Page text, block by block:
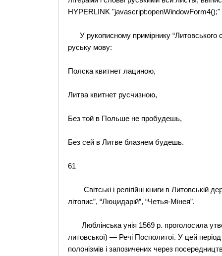
HYPERLINK "javascript:openWindowForm4();"
У рукописному примірнику “Литовського
руську мову:
Полска квитнет лациною,
Литва квитнет русчизною,
Без той в Польше не пробудешь,
Без сей в Литве блазнем будешь.
61
Світські і релігійні книги в Литовській
літопис”, “Люцидарій”, “Четья-Мінея”.
Люблінська унія 1569 p. проголосила
литовської) — Речі Посполитої. У цей
полонізмів і запозичених через